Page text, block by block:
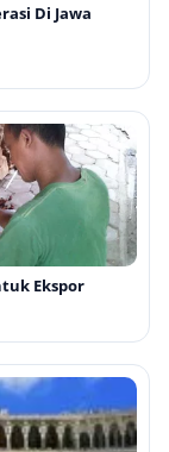
Di Jawa
Ekspor